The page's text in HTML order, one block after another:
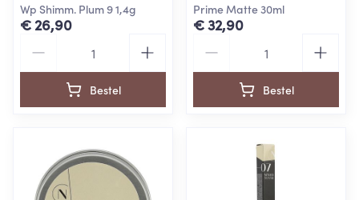
Wp Shimm. Plum 9 1,4g
€ 26,90
Bestel
Prime Matte 30ml
€ 32,90
Bestel